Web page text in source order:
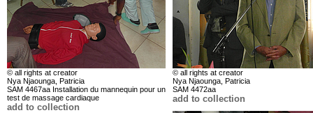
© all rights at creator
Nya Njaounga, Patricia
SAM 4467aa Installation du mannequin pour un
test de massage cardiaque
add to collection
© all rights at creator
Nya Njaounga, Patricia
SAM 4472aa
add to collection